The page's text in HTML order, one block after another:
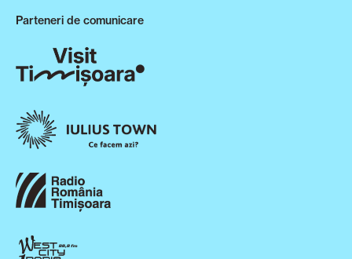
Parteneri de comunicare